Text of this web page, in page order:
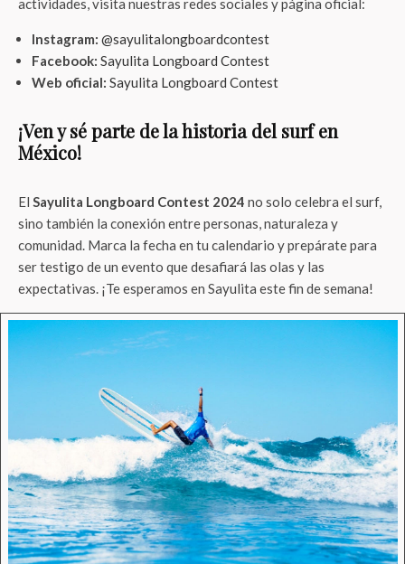
actividades, visita nuestras redes sociales y página oficial:
Instagram: @sayulitalongboardcontest
Facebook: Sayulita Longboard Contest
Web oficial: Sayulita Longboard Contest
¡Ven y sé parte de la historia del surf en
México!
El Sayulita Longboard Contest 2024 no solo celebra el surf,
sino también la conexión entre personas, naturaleza y
comunidad. Marca la fecha en tu calendario y prepárate para
ser testigo de un evento que desafiará las olas y las
expectativas. ¡Te esperamos en Sayulita este fin de semana!